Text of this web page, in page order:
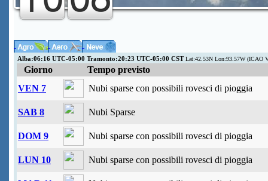
Alba:06:16 UTC-05:00 Tramonto:20:23 UTC-05:00 CSTLat:42.53N Lon:93.57W (ICAO
Giorno
Tempo previsto
VEN 7
Nubi sparse con possibili rovesci di pioggia
SAB 8 Nubi Sparse
DOM 9 Nubi sparse con possibili rovesci di pioggia
LUN 10 Nubi sparse con possibili rovesci di pioggia